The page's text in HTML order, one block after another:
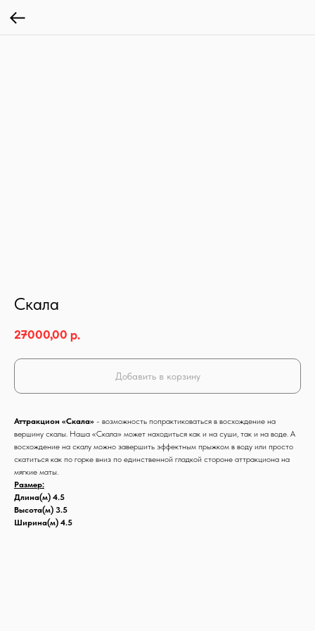
Скала
27000,00 р.
Добавить в корзину
Аттракцион «Скала» - возможность попрактиковаться в восхождение на
вершину скалы. Наша «Скала» может находиться как и на суши, так и на воде. А
восхождение на скалу можно завершить эффектным прыжком в воду или просто
скатиться как по горке вниз по единственной гладкой стороне аттракциона на
мягкие маты.
Размер:
Длина(м) 4.5
Высота(м) 3.5
Ширина(м) 4.5